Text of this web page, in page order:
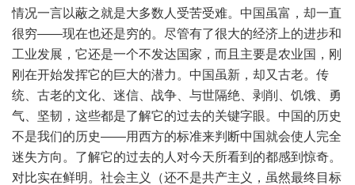
情况一言以蔽之就是大多数人受苦受难。中国虽富，却一直
很穷——现在也还是穷的。尽管有了很大的经济上的进步和
工业发展，它还是一个不发达国家，而且主要是农业国，刚
刚在开始发挥它的巨大的潜力。中国虽新，却又古老。传
统、古老的文化、迷信、战争、与世隔绝、剥削、饥饿、勇
气、坚韧，这些都是了解它的过去的关键字眼。中国的历史
不是我们的历史——用西方的标准来判断中国就会使人完全
迷失方向。了解它的过去的人对今天所看到的都感到惊奇。
对比实在鲜明。社会主义（还不是共产主义，虽然最终目标